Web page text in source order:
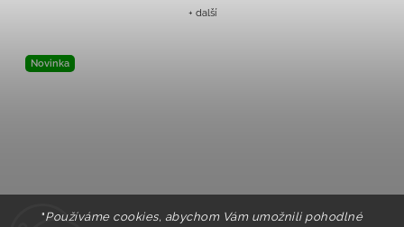
"Používáme cookies, abychom Vám umožnili pohodlné
+ další
Novinka